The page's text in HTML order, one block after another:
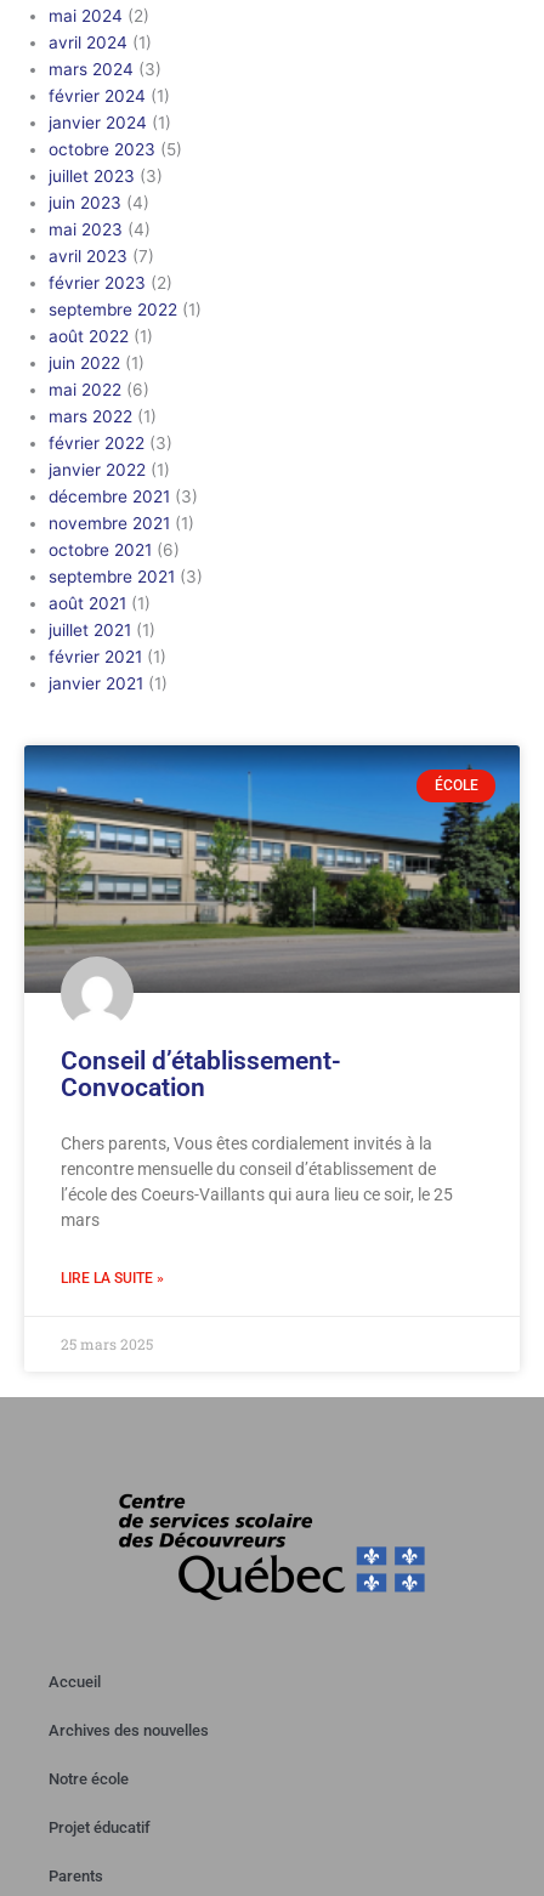
mai 2024 (2)
avril 2024 (1)
mars 2024 (3)
février 2024 (1)
janvier 2024 (1)
octobre 2023 (5)
juillet 2023 (3)
juin 2023 (4)
mai 2023 (4)
avril 2023 (7)
février 2023 (2)
septembre 2022 (1)
août 2022 (1)
juin 2022 (1)
mai 2022 (6)
mars 2022 (1)
février 2022 (3)
janvier 2022 (1)
décembre 2021 (3)
novembre 2021 (1)
octobre 2021 (6)
septembre 2021 (3)
août 2021 (1)
juillet 2021 (1)
février 2021 (1)
janvier 2021 (1)
ÉCOLE
Conseil d’établissement-
Convocation
Chers parents, Vous êtes cordialement invités à la
rencontre mensuelle du conseil d’établissement de
l’école des Coeurs-Vaillants qui aura lieu ce soir, le 25
mars
LIRE LA SUITE »
25 mars 2025
Accueil
Archives des nouvelles
Notre école
Projet éducatif
Parents